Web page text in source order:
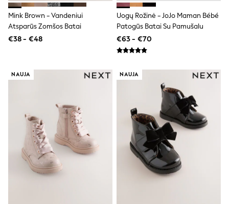
Girls Holiday Shop
All swimwear
Beach Dresses & Kaftans
Dresses
Sun Hats & Caps
Jumpsuits & Playsuits
Sandals & Sliders
Sunglasses
Sunsafe Swimwear
Swimsuits
Tops & T-Shirts
Baby Holiday Shop
Baby Travel Accessories
All Accessories
Beach Bags
Luggage
Mink Brown - Vandeniui
Atsparūs Zomšos Batai
€38 - €48
Uogų Rožinė - JoJo Maman Bébé
Patogūs Batai Su Pamušalu
€63 - €70
NAUJA NAUJA